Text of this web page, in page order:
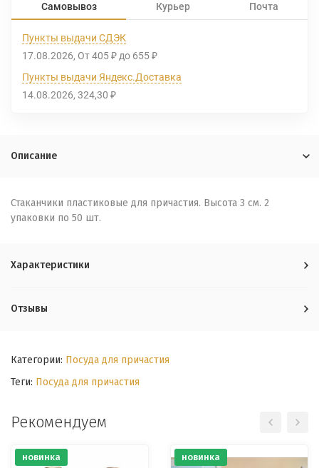
Самовывоз Курьер Почта
Пункты выдачи СДЭК
17.08.2026 От 405 ₽ до 655 ₽
Пункты выдачи Яндекс.Доставка
14.08.2026 324,30 ₽
Описание
Стаканчики пластиковые для причастия. Высота 3 см. 2
упаковки по 50 шт.
Характеристики
Отзывы
Категории: Посуда для причастия
Теги: Посуда для причастия
Рекомендуем
новинка новинка